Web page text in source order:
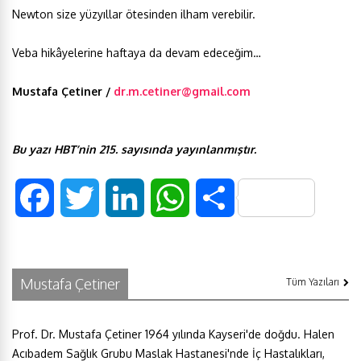
Newton size yüzyıllar ötesinden ilham verebilir.
Veba hikâyelerine haftaya da devam edeceğim…
Mustafa Çetiner / dr.m.cetiner@gmail.com
Bu yazı HBT’nin 215. sayısında yayınlanmıştır.
b t e s
S
e
Mustafa Çetiner Tüm Yazıları
Prof. Dr. Mustafa Çetiner 1964 yılında Kayseri'de doğdu. Halen
Acıbadem Sağlık Grubu Maslak Hastanesi'nde İç Hastalıkları,